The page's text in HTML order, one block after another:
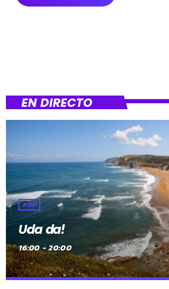
EN DIRECTO
POP
Uda da!
16:00 - 20:00